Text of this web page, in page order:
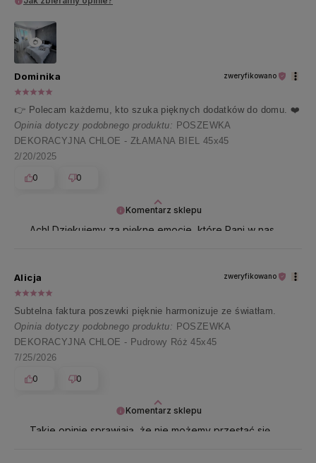
Komentarz sklepu
Ach! Dziękujemy za piękne emocje, które Pani w nas
Dominika zweryfikowano
👉 Polecam każdemu, kto szuka pięknych dodatków do domu. ❤️
Opinia dotyczy podobnego produktu: POSZEWKA
DEKORACYJNA CHLOE - ZŁAMANA BIEL 45x45
2/20/2025
0
0
Komentarz sklepu
Takie opinie sprawiają, że nie możemy przestać się
Alicja zweryfikowano
Subtelna faktura poszewki pięknie harmonizuje ze światłam.
Opinia dotyczy podobnego produktu: POSZEWKA
DEKORACYJNA CHLOE - Pudrowy Róż 45x45
7/25/2026
0
0